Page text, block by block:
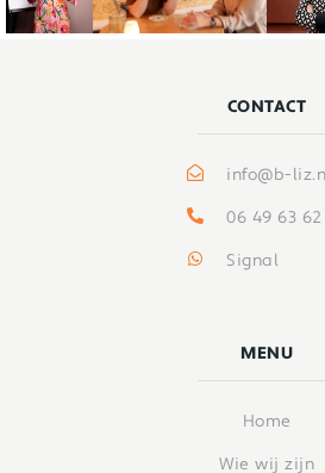
CONTACT
info@b-
06 49 63
Signal
MENU
Home
Wie wij zijn